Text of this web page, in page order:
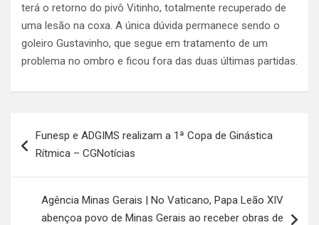
terá o retorno do pivô Vitinho, totalmente recuperado de
uma lesão na coxa. A única dúvida permanece sendo o
goleiro Gustavinho, que segue em tratamento de um
problema no ombro e ficou fora das duas últimas partidas.
de
Funesp e ADGIMS realizam a 1ª Copa de Ginástica
Rítmica – CGNotícias
Agência Minas Gerais | No Vaticano, Papa Leão XIV
abençoa povo de Minas Gerais ao receber obras de